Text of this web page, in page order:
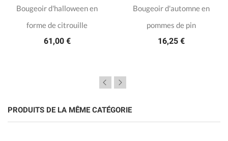
Bougeoir d'halloween en
forme de citrouille
61,00 €
Bougeoir d'automne en
pommes de pin
16,25 €
PRODUITS DE LA MÊME CATÉGORIE